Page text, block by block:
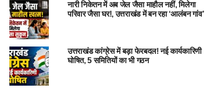
#Goodnews, #Uttarakhand, #MedicalCollege, #Haridwar,
#100MBBS, #seats, #Centre, #healthservice, #better
RELATED TOPICS: 100 MBBS SEATS BETTER
CENTRE
GOOD NEWS
HARIDWAR
HEALTH SERVICE
MEDICAL COLLEGE
UTTARAKHAND
UP NEXT
नारी निकेतन में अब जेल जैसा माहौल नहीं, मिलेगा
परिवार जैसा घर!, उत्तराखंड में बन रहा ‘आलंबन गांव’
उत्तराखंड कांग्रेस में बड़ा फेरबदल! नई कार्यकारिणी
घोषित, 5 समितियों का भी गठन